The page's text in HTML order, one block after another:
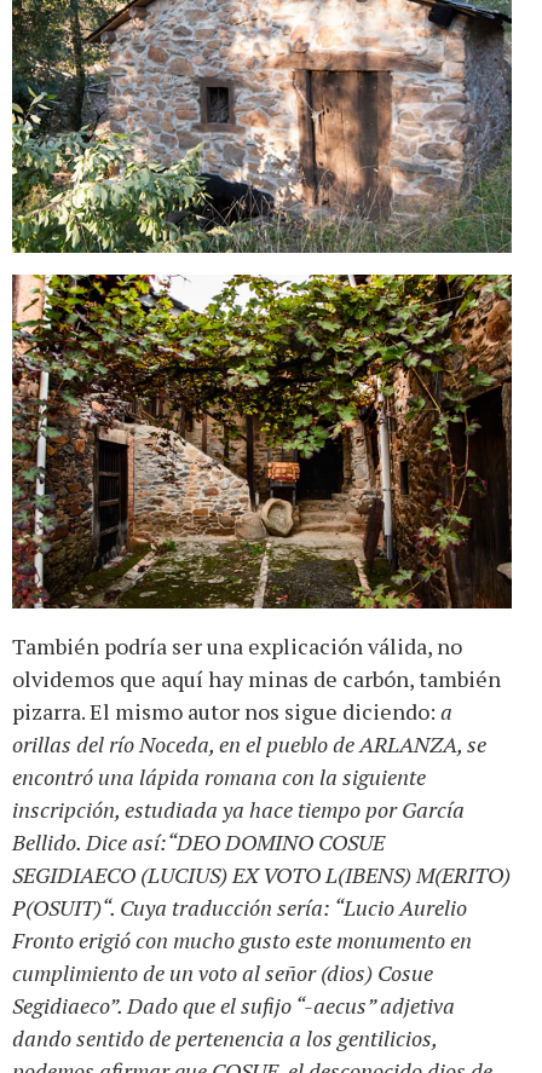
También podría ser una explicación válida, no
olvidemos que aquí hay minas de carbón, también
pizarra. El mismo autor nos sigue diciendo: a
orillas del río Noceda, en el pueblo de ARLANZA, se
encontró una lápida romana con la siguiente
inscripción, estudiada ya hace tiempo por García
Bellido. Dice así:“DEO DOMINO COSUE
SEGIDIAECO (LUCIUS) EX VOTO L(IBENS) M(ERITO)
P(OSUIT)“. Cuya traducción sería: “Lucio Aurelio
Fronto erigió con mucho gusto este monumento en
cumplimiento de un voto al señor (dios) Cosue
Segidiaeco”. Dado que el sufijo “-aecus” adjetiva
dando sentido de pertenencia a los gentilicios,